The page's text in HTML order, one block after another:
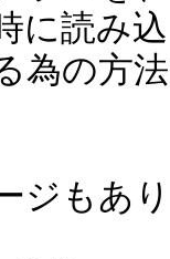
に読み
為の方法
ジもあ